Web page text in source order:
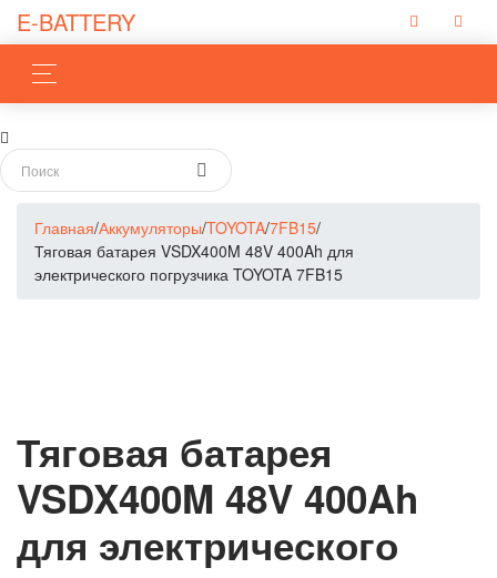
E-BATTERY
Главная/Аккумуляторы/TOYOTA/7FB15/
Тяговая батарея VSDX400M 48V 400Ah для
электрического погрузчика TOYOTA 7FB15
Тяговая батарея
VSDX400M 48V 400Ah
для электрического